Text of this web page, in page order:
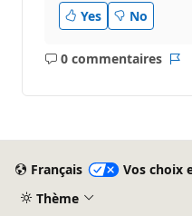
Yes
No
0 commentaires
Aucun
Français
Vos choix
Thème